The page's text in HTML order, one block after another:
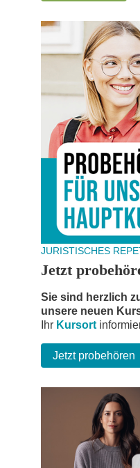
JURISTISCHES
Jetzt
Sie sind herzlich
unsere neuen
Ihr Kursort
Jetzt probehören